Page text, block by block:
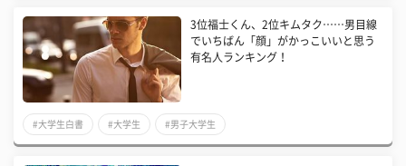
3位福士くん、2位キムタク……男目線
でいちばん「顔」がかっこいいと思う
有名人ランキング！
#大学生白書 #大学生 #男子大学生